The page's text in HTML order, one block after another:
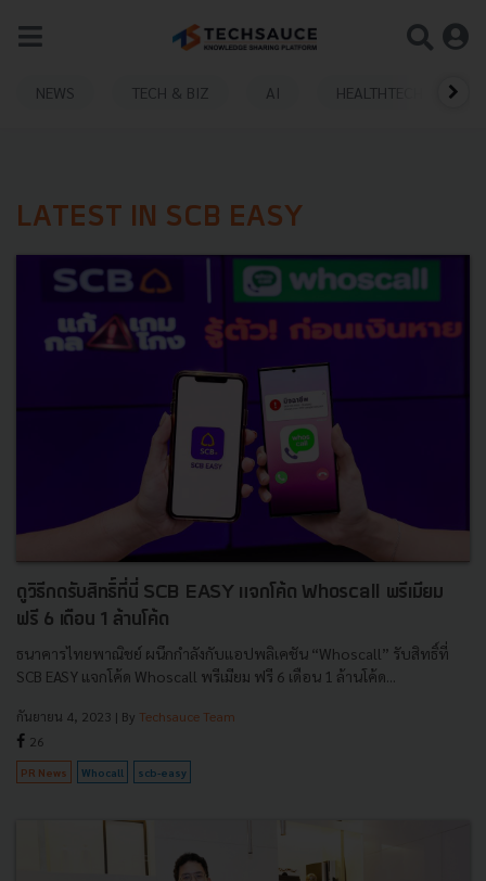
NEWS TECH & BIZ AI HEALTHTECH
LATEST IN SCB EASY
ดูวิธีกดรับสิทธิ์ที่นี่ SCB EASY แจกโค้ด Whoscall พรีเมียม
ฟรี 6 เดือน 1 ล้านโค้ด
ธนาคารไทยพาณิชย์ ผนึกกำลังกับแอปพลิเคชัน “Whoscall” รับสิทธิ์ที่
SCB EASY แจกโค้ด Whoscall พรีเมียม ฟรี 6 เดือน 1 ล้านโค้ด...
กันยายน 4, 2023 | By Techsauce Team
26
PR News Whocall scb-easy